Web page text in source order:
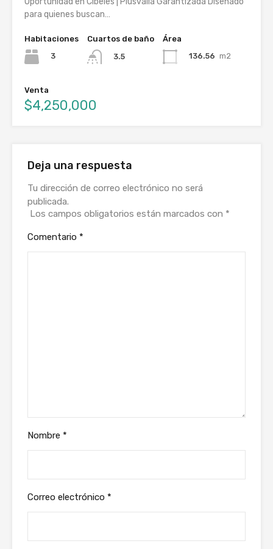
para quienes buscan…
Habitaciones
3
Cuartos de baño
3.5
Área
136.56 m2
Venta
$4,250,000
Deja una respuesta
Tu dirección de correo electrónico no será
publicada.
Los campos obligatorios están marcados con *
Comentario *
Nombre *
Correo electrónico *